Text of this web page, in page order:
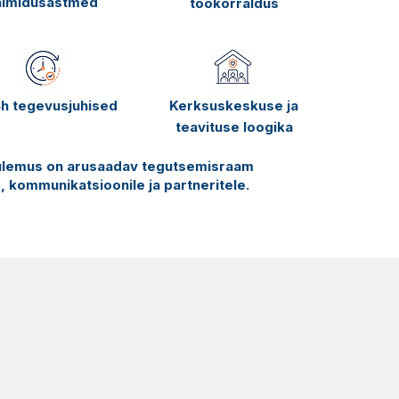
tegevusjuhised
Kerksuskeskuse ja
teavituse loogika
on arusaadav tegutsemisraam
kommunikatsioonile ja partneritele.